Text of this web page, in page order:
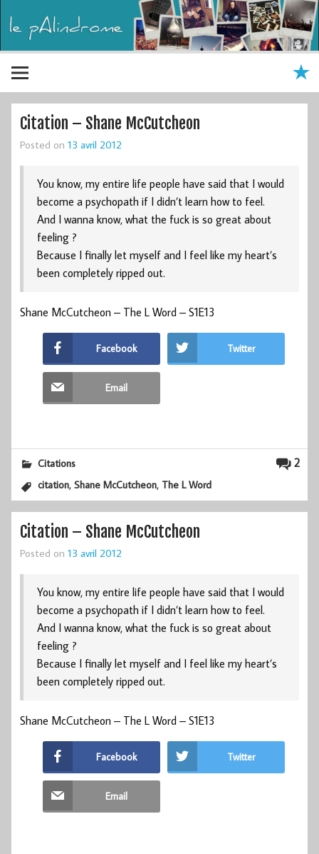
Citation – Shane McCutcheon
Posted on 13 avril 2012
You know, my entire life people have said that I would
become a psychopath if I didn’t learn how to feel.
And I wanna know, what the fuck is so great about
feeling ?
Because I finally let myself and I feel like my heart’s
been completely ripped out.
Shane McCutcheon – The L Word – S1E13
Facebook Twitter
Email
2
Citations
citation,Shane McCutcheon, The L Word
Citation – Shane McCutcheon
Posted on 13 avril 2012
You know, my entire life people have said that I would
become a psychopath if I didn’t learn how to feel.
And I wanna know, what the fuck is so great about
feeling ?
Because I finally let myself and I feel like my heart’s
been completely ripped out.
Shane McCutcheon – The L Word – S1E13
Facebook Twitter
Email